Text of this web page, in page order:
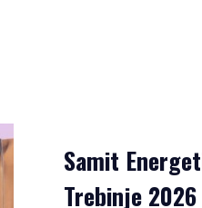
Samit
Trebinje 2026